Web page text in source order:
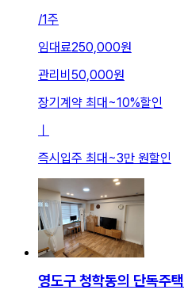
/1주
임대료250,000원
관리비 50,000원
장기계약 최대~10%할인
ㅣ
즉시입주 최대~3만 원할인
영도구 청학동의 단독주택